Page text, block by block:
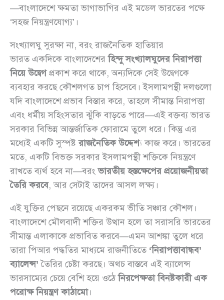
—বাংলাদেশে ক্ষমতা ভাগাভাগির এই মডেল ভারতের পক্ষে
‘সহজ নিয়ন্ত্রণযোগ্য’।
সংখ্যালঘু সুরক্ষা না, বরং রাজনৈতিক হাতিয়ার
ভারত একদিকে বাংলাদেশেরহিন্দু সংখ্যালঘুদের নিরাপত্তা
নিয়ে উদ্বেগপ্রকাশ করে থাকে, অন্যদিকে সেই উদ্বেগকে
ব্যবহার করছে কৌশলগত চাপ হিসেবে। ইসলামপন্থী দলগুলো
যদি বাংলাদেশে প্রভাব বিস্তার করে, তাহলে সীমান্ত নিরাপত্তা
এবং ধর্মীয় সহিংসতার ঝুঁকি বাড়তে পারে—এই বক্তব্য ভারত
সরকার বিভিন্ন আন্তর্জাতিক ফোরামে তুলে ধরে। কিন্তু এর
মধ্যেই একটি সুস্পষ্টরাজনৈতিক উদ্দেশ্যকাজ করে। ভারতের
মতে, একটি বিভক্ত সরকার ইসলামপন্থী শক্তিকে নিয়ন্ত্রণে
রাখতে ব্যর্থ হবে না—বরংভারতীয় হস্তক্ষেপের প্রয়োজনীয়তা
তৈরি করবে, আর সেটাই তাদের আসল লক্ষ্য।
এই যুক্তির পেছনে রয়েছে একরকম ভীতি সঞ্চার কৌশল।
বাংলাদেশে মৌলবাদী শক্তির উত্থান হলে তা সরাসরি ভারতের
সীমান্ত এলাকাকে প্রভাবিত করবে—এমন আশঙ্কা তুলে ধরে
তারা পিআর পদ্ধতির মাধ্যমে রাজনীতিতে ‘নিরাপত্তাবান্ধব’
ব্যালেন্স’তৈরির চেষ্টা করছে। অথচ বাস্তবে এই ব্যালেন্স
ভারসাম্যের চেয়ে বেশি হয়ে ওঠেনিরপেক্ষতা বিনষ্টকারী এক
পরোক্ষ নিয়ন্ত্রণ কাঠামো।